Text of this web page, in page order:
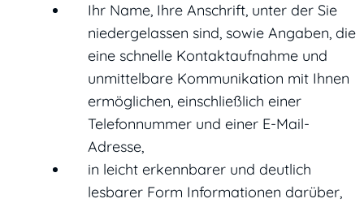
Ihr Name, Ihre Anschrift, unter der Sie
niedergelassen sind, sowie Angaben, die
eine schnelle Kontaktaufnahme und
unmittelbare Kommunikation mit Ihnen
ermöglichen, einschließlich einer
Telefonnummer und einer E-Mail-
Adresse,
in leicht erkennbarer und deutlich
lesbarer Form Informationen darüber,